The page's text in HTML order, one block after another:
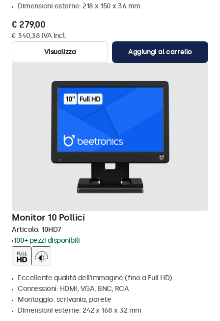
Dimensioni esterne: 218 x 150 x 36 mm
€ 279,00
€ 340,38 IVA incl.
Visualizza
Aggiungi al carrello
Monitor 10 Pollici
Articolo: 10HD7
100+ pezzi disponibili
Eccellente qualità dell'immagine (fino a Full HD)
Connessioni: HDMI, VGA, BNC, RCA
Montaggio: scrivania, parete
Dimensioni esterne: 242 x 168 x 32 mm